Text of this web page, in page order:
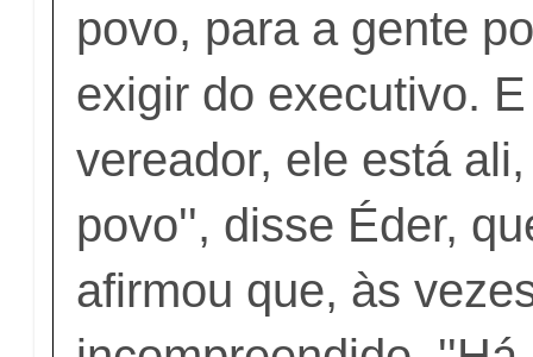
povo, para a gente
exigir do executivo.
vereador, ele está
povo'', disse Éder,
afirmou que, às